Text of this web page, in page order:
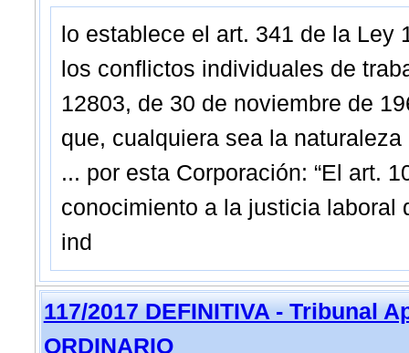
lo establece el art. 341 de la
los conflictos individuales de
12803, de 30 de noviembre de
que, cualquiera sea la
... por esta Corporación: “El art.
conocimiento a la justicia laboral
ind
117/2017 DEFINITIVA - Tribunal
ORDINARIO